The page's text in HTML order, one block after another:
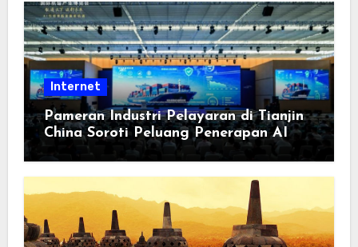
Internet
Pameran Industri Pelayaran di Tianjin
China Soroti Peluang Penerapan AI